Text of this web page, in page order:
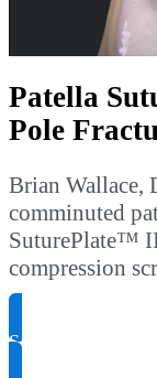
Patella
Pole
Brian Wallace,
comminuted
SuturePlate™
compression
Solicitar